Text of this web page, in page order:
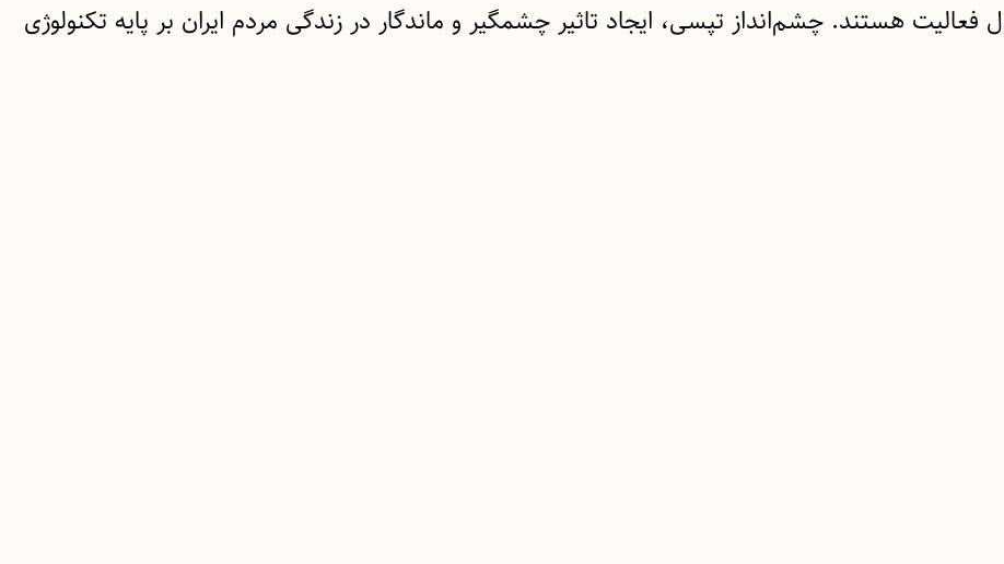
هستند. چشم‌انداز تپسی، ایجاد تاثیر چشمگیر و ماندگار در زندگی مردم ایران بر پایه تکنولوژی